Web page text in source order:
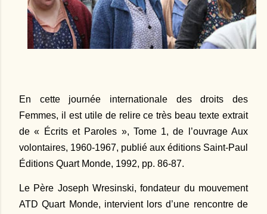
En cette journée internationale des droits des
Femmes, il est utile de relire ce très beau texte extrait
de « Écrits et Paroles », Tome 1, de l’ouvrage Aux
volontaires, 1960-1967, publié aux éditions Saint-Paul
Éditions Quart Monde, 1992, pp. 86-87.
Le Père Joseph Wresinski, fondateur du mouvement
ATD Quart Monde, intervient lors d’une rencontre de